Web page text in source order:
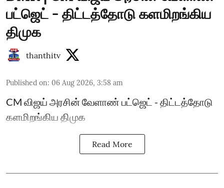
பட்ஜெட் - திட்டத்தோடு களமிறங்கிய
திமுக
thanthitv
Published on: 06 Aug 2026, 3:58 am
CM விஜய் அரசின் வேளாண் பட்ஜெட் - திட்டத்தோடு
களமிறங்கிய திமுக
Read More